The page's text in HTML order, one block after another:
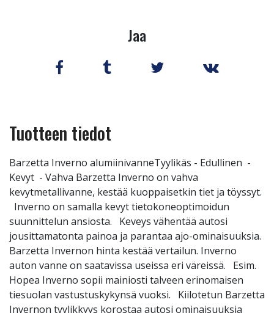
Jaa
Tuotteen tiedot
Barzetta Inverno alumiinivanneTyylikäs - Edullinen -
Kevyt - Vahva Barzetta Inverno on vahva
kevytmetallivanne, kestää kuoppaisetkin tiet ja töyssyt.
Inverno on samalla kevyt tietokoneoptimoidun
suunnittelun ansiosta. Keveys vähentää autosi
jousittamatonta painoa ja parantaa ajo-ominaisuuksia.
Barzetta Invernon hinta kestää vertailun. Inverno
auton vanne on saatavissa useissa eri väreissä. Esim.
Hopea Inverno sopii mainiosti talveen erinomaisen
tiesuolan vastustuskykynsä vuoksi. Kiilotetun Barzetta
Invernon tyylikkyys korostaa autosi ominaisuuksia